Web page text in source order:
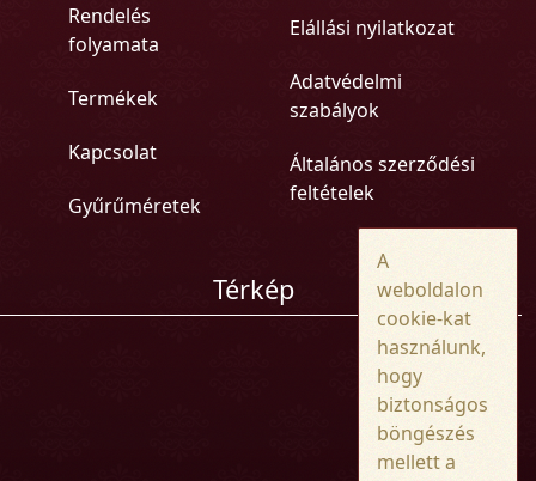
Rendelés
folyamata
Termékek
Kapcsolat
Gyűrűméretek
Elállási nyilatkozat
Adatvédelmi
szabályok
Általános szerződési
feltételek
Térkép
A
weboldalon
cookie-kat
használunk,
hogy
biztonságos
böngészés
mellett a